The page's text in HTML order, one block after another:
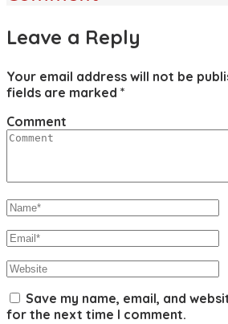
Leave a Reply
Your email address will not be
fields are marked *
Comment
Save my name, email, and
for the next time I comment.